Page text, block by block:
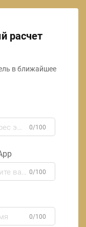
расчет
в ближайшее
0/100
0/100
0/100